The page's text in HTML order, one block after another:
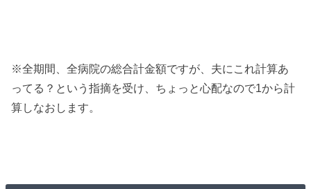
※全期間、全病院の総合計金額ですが、夫にこれ計算あ
ってる？という指摘を受け、ちょっと心配なので1から計
算しなおします。